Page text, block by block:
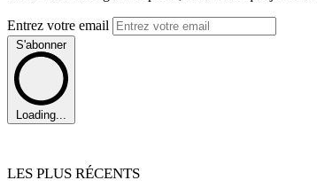
Entrez votre email
S'abonner
Loading...
LES PLUS RÉCENTS